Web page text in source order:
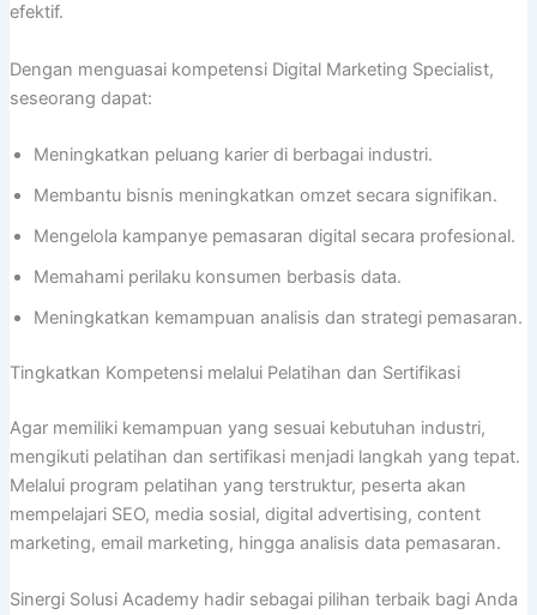
efektif.
Dengan menguasai kompetensi Digital Marketing Specialist,
seseorang dapat:
Meningkatkan peluang karier di berbagai industri.
Membantu bisnis meningkatkan omzet secara signifikan.
Mengelola kampanye pemasaran digital secara profesional.
Memahami perilaku konsumen berbasis data.
Meningkatkan kemampuan analisis dan strategi pemasaran.
Tingkatkan Kompetensi melalui Pelatihan dan Sertifikasi
Agar memiliki kemampuan yang sesuai kebutuhan industri,
mengikuti pelatihan dan sertifikasi menjadi langkah yang tepat.
Melalui program pelatihan yang terstruktur, peserta akan
mempelajari SEO, media sosial, digital advertising, content
marketing, email marketing, hingga analisis data pemasaran.
Sinergi Solusi Academy hadir sebagai pilihan terbaik bagi Anda